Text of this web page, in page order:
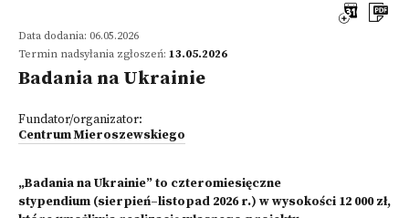
Data dodania: 06.05.2026
Termin nadsyłania zgłoszeń: 13.05.2026
Badania na Ukrainie
Fundator/organizator:
Centrum Mieroszewskiego
„Badania na Ukrainie” to czteromiesięczne
stypendium (sierpień–listopad 2026 r.) w wysokości 12 000 zł,